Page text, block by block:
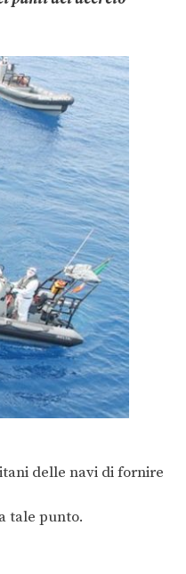
delle navi di fornire
tale punto.